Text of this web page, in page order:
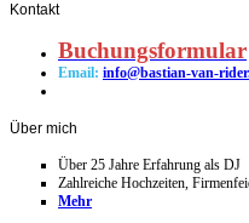
Kontakt
Buchungsformular
Email: info@bastian-van-
Über mich
Über 25 Jahre Erfahrung als DJ
Zahlreiche Hochzeiten,
Mehr